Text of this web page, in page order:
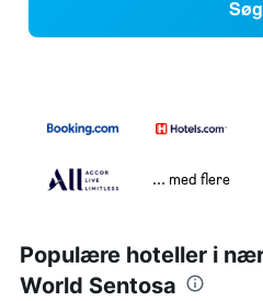
Søg
... med flere
Populære hoteller i
World Sentosa